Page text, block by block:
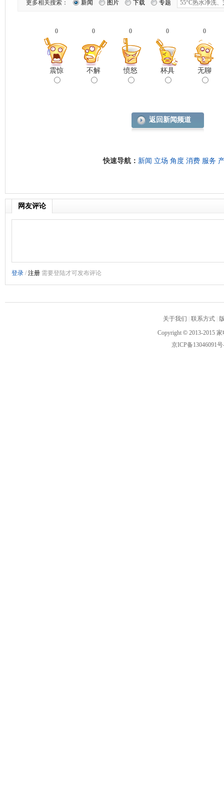
更多相关搜索： 新闻 图片 下载 专题
0
震惊
0
不解
0
愤怒
0
杯具
0
无聊
返回新闻频道
快速导航： 新闻 立场 角度 消费 服务
网友评论
关于我们 联系方式
Copyright © 2013-2015
京ICP备13046091号